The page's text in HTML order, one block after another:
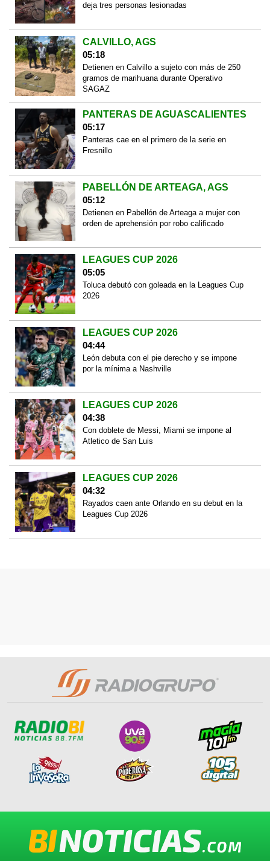
deja tres personas lesionadas
CALVILLO, AGS
05:18
Detienen en Calvillo a sujeto con más de 250
gramos de marihuana durante Operativo
SAGAZ
PANTERAS DE AGUASCALIENTES
05:17
Panteras cae en el primero de la serie en
Fresnillo
PABELLÓN DE ARTEAGA, AGS
05:12
Detienen en Pabellón de Arteaga a mujer con
orden de aprehensión por robo calificado
LEAGUES CUP 2026
05:05
Toluca debutó con goleada en la Leagues Cup
2026
LEAGUES CUP 2026
04:44
León debuta con el pie derecho y se impone
por la mínima a Nashville
LEAGUES CUP 2026
04:38
Con doblete de Messi, Miami se impone al
Atletico de San Luis
LEAGUES CUP 2026
04:32
Rayados caen ante Orlando en su debut en la
Leagues Cup 2026